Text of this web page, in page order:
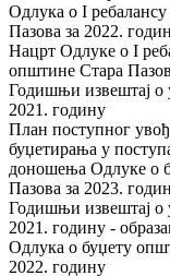
Одлука о I
Пазова за 2022.
Нацрт Одлуке о I
општине Стара
Годишњи извештај о
2021. годину
План поступног
буџетирања у
доношења Одлуке о
Пазова за 2023.
Годишњи извештај о
2021. годину -
Одлука о буџету
2022. годину